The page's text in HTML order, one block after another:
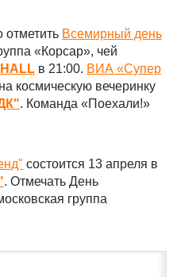
отметить Всемирный день
«Корсар», чей
HALL в 21:00. ВИА «Супер
космическую вечеринку
. Команда «Поехали!»
состоится 13 апреля в
. Отмечать День
группа